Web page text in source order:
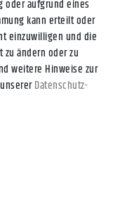
Widerrufs­recht
Deutschlands,
entnehmen Sie bitte
oder aufgrund eines
kann erteilt oder
einzuwilligen und die
ändern oder zu
weitere Hinweise zur
Daten­schutz­